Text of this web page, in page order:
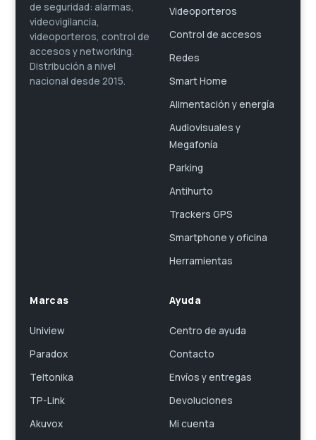
de seguridad: alarmas,
videovigilancia,
videoporteros, control de
accesos y networking.
Distribución a nivel
nacional desde 2015.
Videoporteros
Control de accesos
Redes
Smart Home
Alimentación y energía
Audiovisuales y
Megafonía
Parking
Antihurto
Trackers GPS
Smartphone y oficina
Herramientas
Marcas
Uniview
Paradox
Teltonika
TP-Link
Akuvox
Ayuda
Centro de ayuda
Contacto
Envíos y entregas
Devoluciones
Mi cuenta